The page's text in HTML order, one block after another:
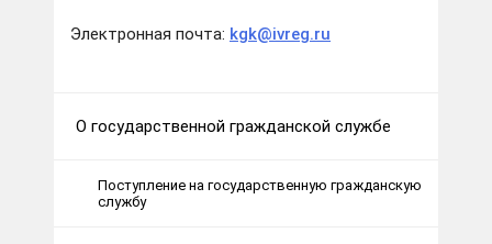
Электронная почта: kgk@ivreg.ru
О государственной гражданской службе
Поступление на государственную гражданскую
службу